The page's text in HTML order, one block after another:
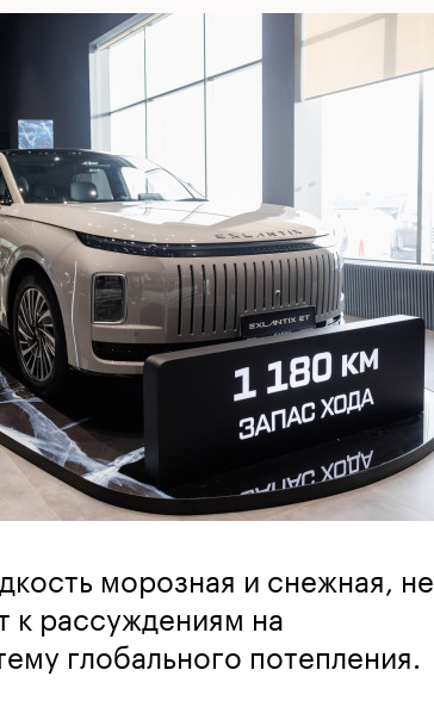
морозная и снежная, не
к рассуждениям на
глобального потепления.